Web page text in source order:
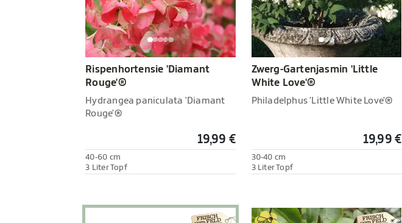
Rispenhortensie 'Diamant
Rouge'®
Hydrangea paniculata 'Diamant
Rouge'®
19,99 €
40-60 cm
3 Liter Topf
Zwerg-Gartenjasmin 'Little
White Love'®
Philadelphus 'Little White Love'®
19,99 €
30-40 cm
3 Liter Topf